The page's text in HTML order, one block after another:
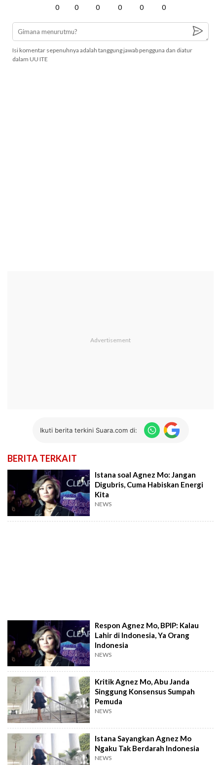
0 0 0 0 0 0
Isi komentar sepenuhnya adalah tanggung jawab pengguna dan diatur
dalam UU ITE
Ikuti berita terkini Suara.com di:
BERITA TERKAIT
Istana soal Agnez Mo: Jangan
Digubris, Cuma Habiskan Energi
Kita
NEWS
Respon Agnez Mo, BPIP: Kalau
Lahir di Indonesia, Ya Orang
Indonesia
NEWS
Kritik Agnez Mo, Abu Janda
Singgung Konsensus Sumpah
Pemuda
NEWS
Istana Sayangkan Agnez Mo
Ngaku Tak Berdarah Indonesia
NEWS